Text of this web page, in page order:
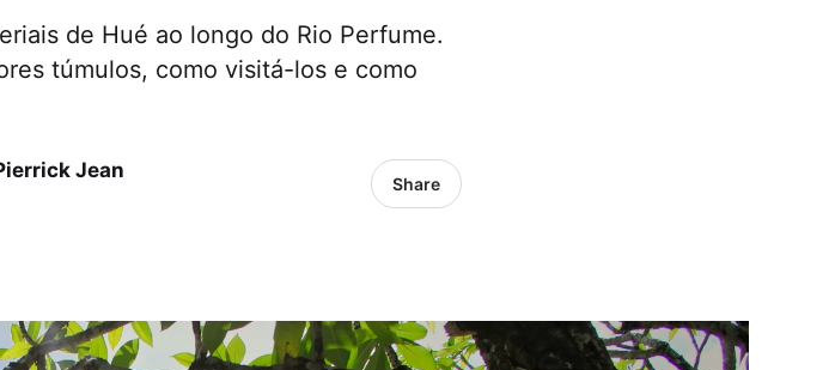
de Hué ao longo do Rio Perfume.
túmulos, como visitá-los e como
Jean
Share